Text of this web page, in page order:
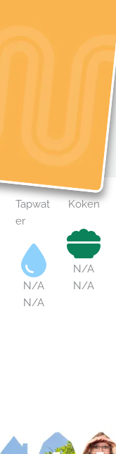
Tapwat
er
N/A​
N/A​
Koken
N/A​
N/A​